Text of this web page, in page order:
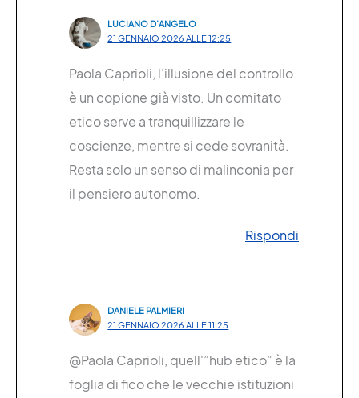
LUCIANO D’ANGELO
21 GENNAIO 2026 ALLE 12:25
Paola Caprioli, l’illusione del controllo
è un copione già visto. Un comitato
etico serve a tranquillizzare le
coscienze, mentre si cede sovranità.
Resta solo un senso di malinconia per
il pensiero autonomo.
Rispondi
DANIELE PALMIERI
21 GENNAIO 2026 ALLE 11:25
@Paola Caprioli, quell'”hub etico” è la
foglia di fico che le vecchie istituzioni